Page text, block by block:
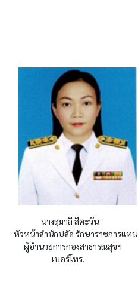
นางสุมาลี สีตะวัน
หัวหน้าสำนักปลัด รักษาราชการแทน
ผู้อำนวยการกองสาธารณสุขฯ
เบอร์โทร.-